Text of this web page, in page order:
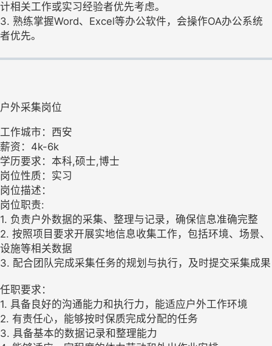
计相关工作或实习经验者优先考虑。
3. 熟练掌握Word、Excel等办公软件，会操作OA办公系统
者优先。
户外采集岗位
工作城市：西安
薪资：4k-6k
学历要求：本科,硕士,博士
岗位性质：实习
岗位描述：
岗位职责:
1. 负责户外数据的采集、整理与记录，确保信息准确完整
2. 按照项目要求开展实地信息收集工作，包括环境、场景、
设施等相关数据
3. 配合团队完成采集任务的规划与执行，及时提交采集成果
任职要求：
1. 具备良好的沟通能力和执行力，能适应户外工作环境
2. 有责任心，能够按时保质完成分配的任务
3. 具备基本的数据记录和整理能力